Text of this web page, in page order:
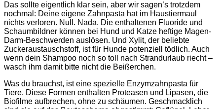
Das sollte eigentlich klar sein, aber wir sagen’s trotzdem
nochmal: Deine eigene Zahnpasta hat im Haustiermaul
nichts verloren. Null. Nada. Die enthaltenen Fluoride und
Schaumbildner können bei Hund und Katze heftige Magen-
Darm-Beschwerden auslösen. Und Xylit, der beliebte
Zuckeraustauschstoff, ist für Hunde potenziell tödlich. Auch
wenn dein Shampoo noch so toll nach Strandurlaub riecht –
wasch ihm damit bitte nicht die Beißerchen.
Was du brauchst, ist eine spezielle Enzymzahnpasta für
Tiere. Diese Formen enthalten Proteasen und Lipasen, die
Biofilme aufbrechen, ohne zu schäumen. Geschmacklich